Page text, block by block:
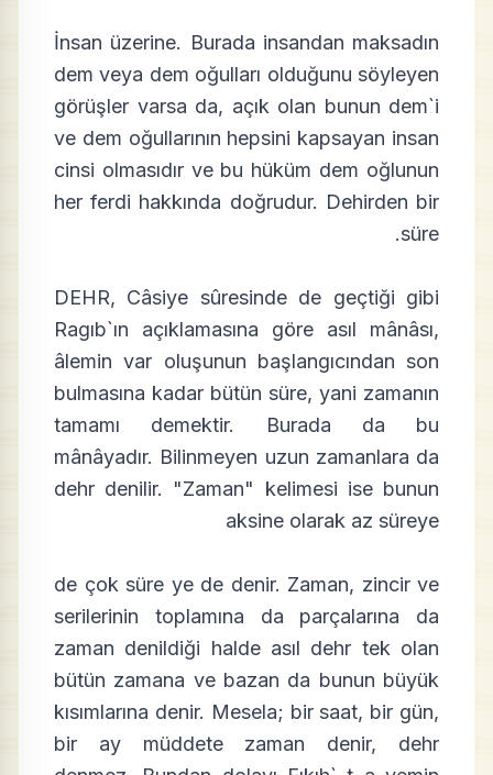
İnsan üzerine. Burada insandan maksadın
dem veya dem oğulları olduğunu söyleyen
görüşler varsa da, açık olan bunun dem`i
ve dem oğullarının hepsini kapsayan insan
cinsi olmasıdır ve bu hüküm dem oğlunun
her ferdi hakkında doğrudur. Dehirden bir
süre.
DEHR, Câsiye sûresinde de geçtiği gibi
Ragıb`ın açıklamasına göre asıl mânâsı,
âlemin var oluşunun başlangıcından son
bulmasına kadar bütün süre, yani zamanın
tamamı demektir. Burada da bu
mânâyadır. Bilinmeyen uzun zamanlara da
dehr denilir. "Zaman" kelimesi ise bunun
aksine olarak az süreye
de çok süre ye de denir. Zaman, zincir ve
serilerinin toplamına da parçalarına da
zaman denildiği halde asıl dehr tek olan
bütün zamana ve bazan da bunun büyük
kısımlarına denir. Mesela; bir saat, bir gün,
bir ay müddete zaman denir, dehr